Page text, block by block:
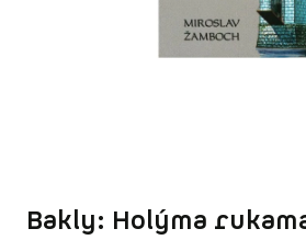
Bakly: Holýma